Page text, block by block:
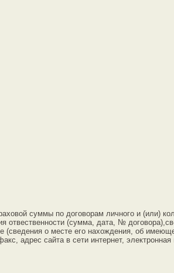
суммы по договорам личного и (или)
отвественности (сумма, дата, №
(сведения о месте его нахождения, об
адрес сайта в сети интернет, электронная